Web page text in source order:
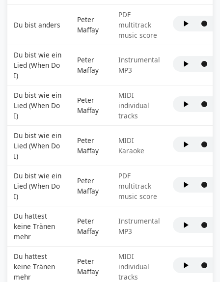
Du bist anders
Peter
Maffay
PDF
multitrack
music score
Du bist wie ein
Lied (When Do
I)
Peter
Maffay
Instrumental
MP3
Du bist wie ein
Lied (When Do
I)
Peter
Maffay
MIDI
individual
tracks
Du bist wie ein
Lied (When Do
I)
Peter
Maffay
MIDI
Karaoke
Du bist wie ein
Lied (When Do
I)
Peter
Maffay
PDF
multitrack
music score
Du hattest
keine Tränen
mehr
Peter
Maffay
Instrumental
MP3
Du hattest
keine Tränen
mehr
Peter
Maffay
MIDI
individual
tracks